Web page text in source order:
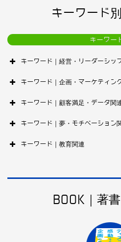
キーワード
キーワー
キーワード｜経営・リーダーシッ
キーワード｜企画・マーケティン
キーワード｜顧客満足・データ関
キーワード｜夢・モチベーション
キーワード｜教育関連
BOOK｜著